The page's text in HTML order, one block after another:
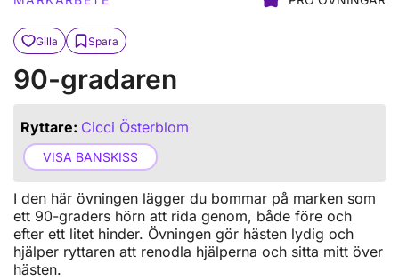
Gilla Spara
90-gradaren
I den här övningen lägger du bommar på marken som
ett 90-graders hörn att rida genom, både före och
efter ett litet hinder. Övningen gör hästen lydig och
hjälper ryttaren att renodla hjälperna och sitta mitt över
hästen.
Ryttare: Cicci Österblom
VISA BANSKISS